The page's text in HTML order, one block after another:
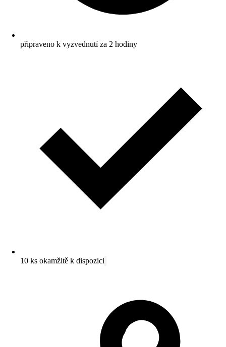
připraveno k vyzvednutí za 2 hodiny
10 ks okamžitě k dispozici